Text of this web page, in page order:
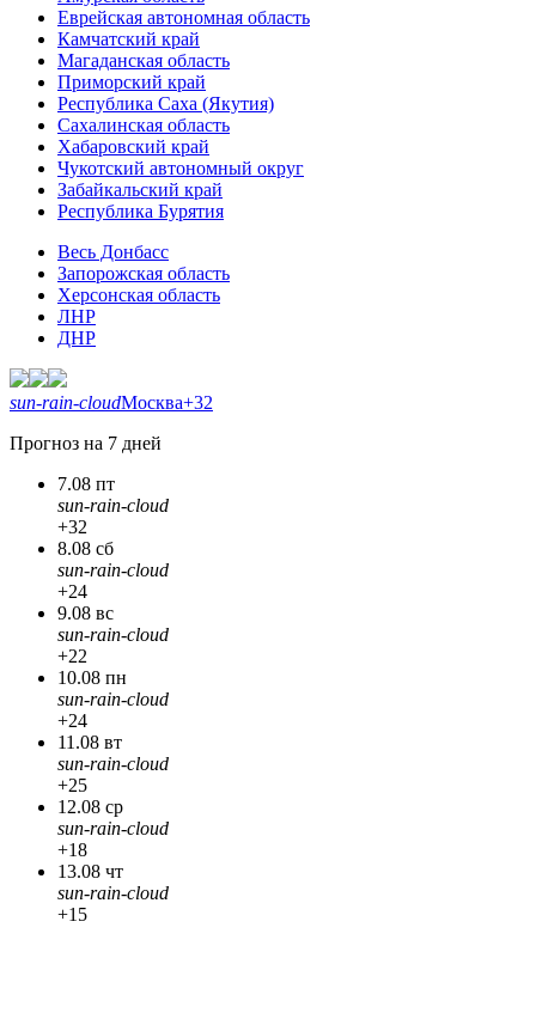
Еврейская автономная область
Камчатский край
Магаданская область
Приморский край
Республика Саха (Якутия)
Сахалинская область
Хабаровский край
Чукотский автономный округ
Забайкальский край
Республика Бурятия
Весь Донбасс
Запорожская область
Херсонская область
ЛНР
ДНР
sun-rain-cloudМосква+32
Прогноз на 7 дней
7.08 пт
sun-rain-cloud
+32
8.08 сб
sun-rain-cloud
+24
9.08 вс
sun-rain-cloud
+22
10.08 пн
sun-rain-cloud
+24
11.08 вт
sun-rain-cloud
+25
12.08 ср
sun-rain-cloud
+18
13.08 чт
sun-rain-cloud
+15